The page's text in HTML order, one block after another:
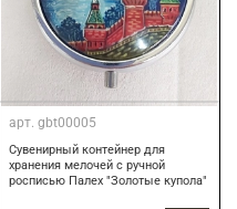
арт. gbt00005
Сувенирный контейнер для
хранения мелочей с ручной
росписью Палех "Золотые купола"